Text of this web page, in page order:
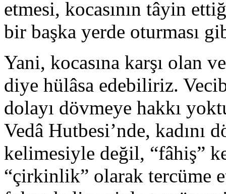
etmesi, kocasının tâyin
bir başka yerde oturması
Yani, kocasına karşı olan
diye hülâsa edebiliriz.
dolayı dövmeye hakkı
Vedâ Hutbesi’nde, kadını
kelimesiyle değil, “fâhiş”
“çirkinlik” olarak tercüme